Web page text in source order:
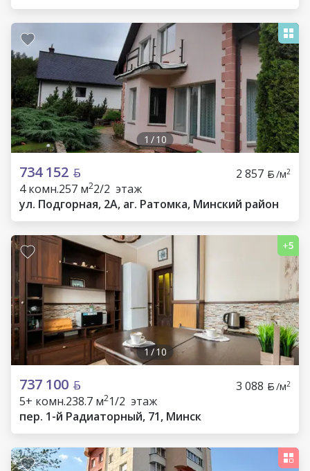
1 /10
734 152 2 857 /м2
4 комн.257 м22/2 этаж
ул. Подгорная, 2А, аг. Ратомка, Минский район
1/10
737 100 3 088 /м2
5+ комн.238.7 м21/2 этаж
пер. 1-й Радиаторный, 71, Минск